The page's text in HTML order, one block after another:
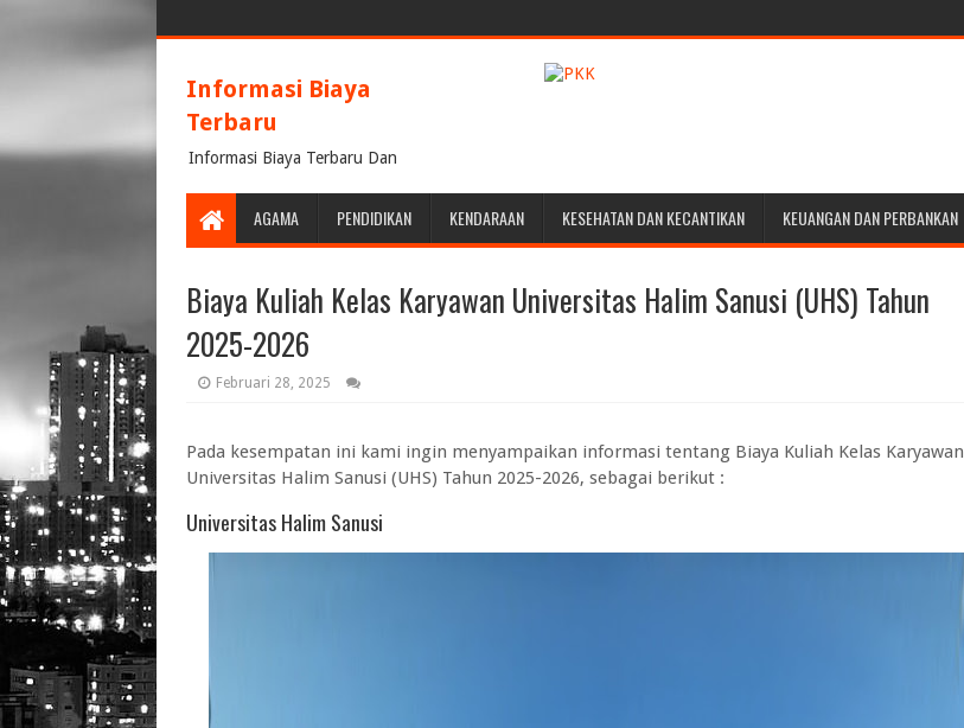
Informasi Biaya
Terbaru
Informasi Biaya Terbaru Dan
AGAMA PENDIDIKAN KENDARAAN KESEHATAN DAN KECANTIKAN KEUANGAN DAN PERBANKAN
Biaya Kuliah Kelas Karyawan Universitas Halim Sanusi (UHS) Tahun
2025-2026
Februari 28, 2025
Pada kesempatan ini kami ingin menyampaikan informasi tentang Biaya Kuliah Kelas Karyawan
Universitas Halim Sanusi (UHS) Tahun 2025-2026, sebagai berikut :
Universitas Halim Sanusi